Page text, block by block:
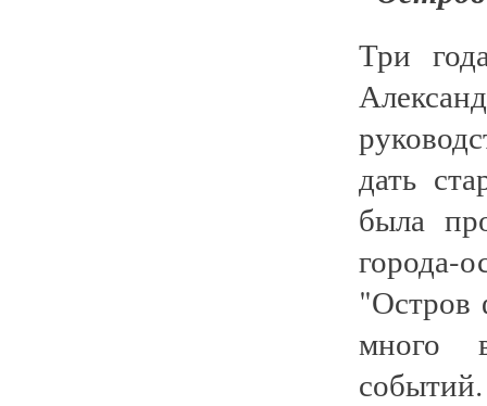
Три
дать
была
города-
"Остров
много
событий.